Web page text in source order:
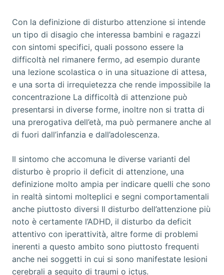
Con la definizione di disturbo attenzione si intende
un tipo di disagio che interessa bambini e ragazzi
con sintomi specifici, quali possono essere la
difficoltà nel rimanere fermo, ad esempio durante
una lezione scolastica o in una situazione di attesa,
e una sorta di irrequietezza che rende impossibile la
concentrazione La difficoltà di attenzione può
presentarsi in diverse forme, inoltre non si tratta di
una prerogativa dell’età, ma può permanere anche al
di fuori dall’infanzia e dall’adolescenza.
Il sintomo che accomuna le diverse varianti del
disturbo è proprio il deficit di attenzione, una
definizione molto ampia per indicare quelli che sono
in realtà sintomi molteplici e segni comportamentali
anche piuttosto diversi Il disturbo dell’attenzione più
noto è certamente l’ADHD, il disturbo da deficit
attentivo con iperattività, altre forme di problemi
inerenti a questo ambito sono piuttosto frequenti
anche nei soggetti in cui si sono manifestate lesioni
cerebrali a seguito di traumi o ictus.